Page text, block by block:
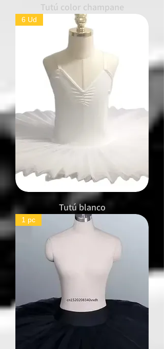
Tutú color champane
6 Ud
Tutú blanco
1 pc